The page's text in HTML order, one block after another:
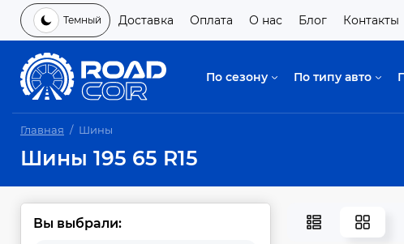
Темный Доставка Оплата О нас Блог Контакты
По сезону По типу авто
Главная Шины
Шины 195 65 R15
Вы выбрали: